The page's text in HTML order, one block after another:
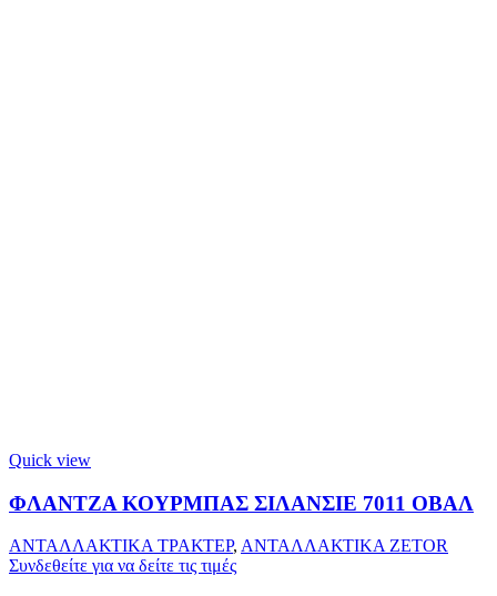
Quick view
ΦΛΑΝΤΖΑ ΚΟΥΡΜΠΑΣ ΣΙΛΑΝΣΙΕ 7011 ΟΒΑΛ
ΑΝΤΑΛΛΑΚΤΙΚΑ ΤΡΑΚΤΕΡ, ΑΝΤΑΛΛΑΚΤΙΚΑ ZETOR
Συνδεθείτε για να δείτε τις τιμές